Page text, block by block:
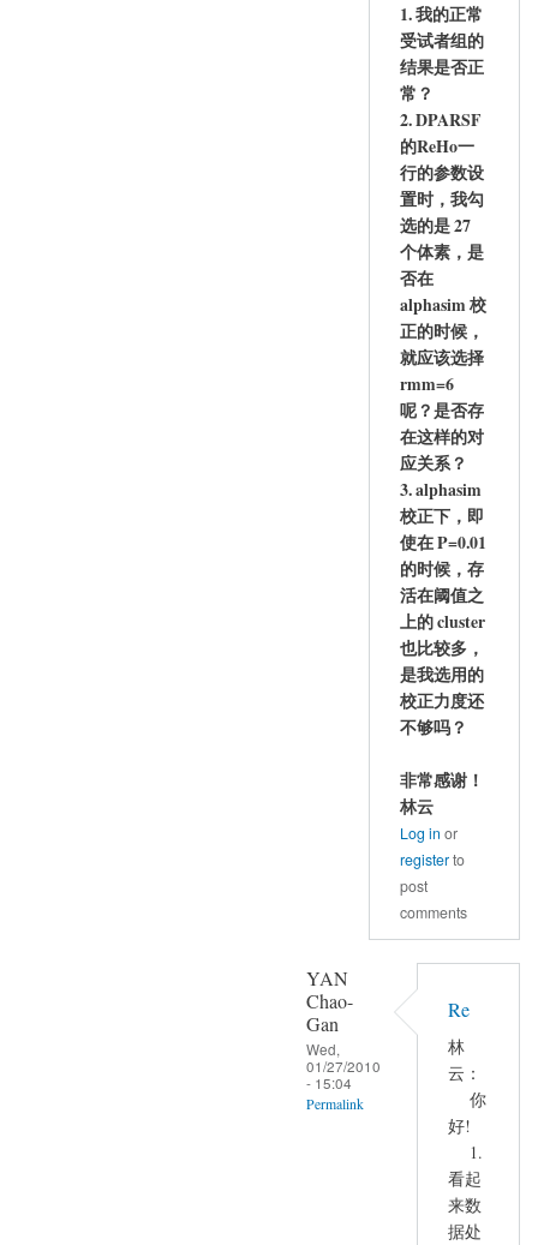
1. 我的正常
受试者组的
结果是否正
常？
2.DPARSF
的ReHo一
行的参数设
置时，我勾
选的是 27
个体素，是
否在
alphasim 校
正的时候，
就应该选择
rmm=6
呢？是否存
在这样的对
应关系？
3.alphasim
校正下，即
使在 P=0.01
的时候，存
活在阈值之
上的 cluster
也比较多，
是我选用的
校正力度还
不够吗？
非常感谢！
林云
Log in or
registerto
post
comments
YAN
Chao-
Gan
Wed,
01/27/2010
- 15:04
Permalink
Re
林
云：
你
好!
1.
看起
来数
据处